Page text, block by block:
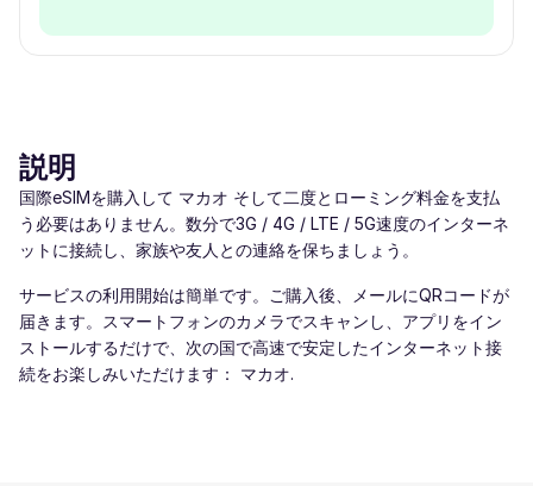
説明
国際eSIMを購入して マカオ そして二度とローミング料金を支払
う必要はありません。数分で3G / 4G / LTE / 5G速度のインターネ
ットに接続し、家族や友人との連絡を保ちましょう。
サービスの利用開始は簡単です。ご購入後、メールにQRコードが
届きます。スマートフォンのカメラでスキャンし、アプリをイン
ストールするだけで、次の国で高速で安定したインターネット接
続をお楽しみいただけます： マカオ.